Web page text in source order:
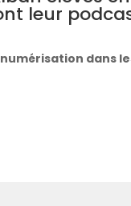
leur
dans